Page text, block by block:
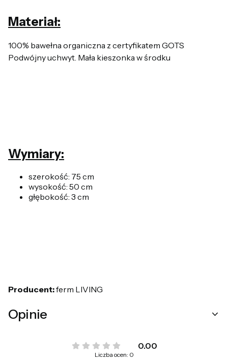
Materiał:
100% bawełna organiczna z certyfikatem GOTS
Podwójny uchwyt. Mała kieszonka w środku
Wymiary:
szerokość: 75 cm
wysokość: 50 cm
głębokość: 3 cm
Producent:ferm LIVING
Opinie
0.00
Liczba ocen: 0